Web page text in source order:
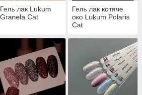
Гель лак Lukum
Granela Cat
Гель лак котяче
око Lukum Polaris
Cat